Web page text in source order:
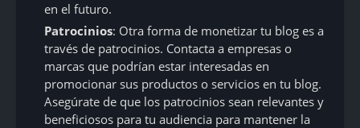
en el futuro.
Patrocinios: Otra forma de monetizar tu blog es a
través de patrocinios. Contacta a empresas o
marcas que podrían estar interesadas en
promocionar sus productos o servicios en tu blog.
Asegúrate de que los patrocinios sean relevantes y
beneficiosos para tu audiencia para mantener la